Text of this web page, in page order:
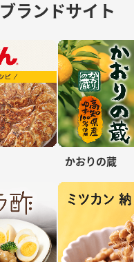
ブランドサイト
かおりの蔵